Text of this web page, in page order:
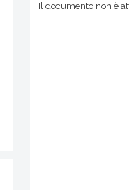
Il documento non è